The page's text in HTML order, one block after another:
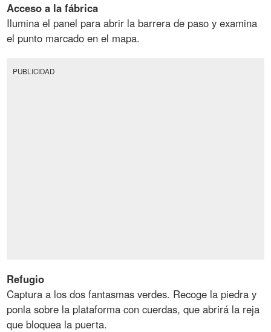
Acceso a la fábrica
Ilumina el panel para abrir la barrera de paso y examina
el punto marcado en el mapa.
PUBLICIDAD
Refugio
Captura a los dos fantasmas verdes. Recoge la piedra y
ponla sobre la plataforma con cuerdas, que abrirá la reja
que bloquea la puerta.